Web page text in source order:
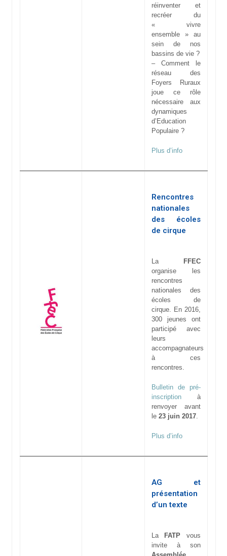
réinventer et
recréer du
« vivre
ensemble » au
sein de nos
bassins de vie ?
– Comment le
réseau des
Foyers Ruraux
joue ce rôle
nécessaire aux
dynamiques
d’Education
Populaire ?
Plus d’info
Rencontres
nationales
des écoles
de cirque
La
FFEC
organise les
rencontres
nationales des
écoles de
cirque. En 2016,
300 jeunes ont
participé avec
leurs
accompagnateurs
à ces
rencontres.
Bulletin de pré-
inscriptionà
renvoyer avant
le 23 juin 2017.
Plus d’info
AG et
présentation
d’un texte
LaFATP vous
invite à son